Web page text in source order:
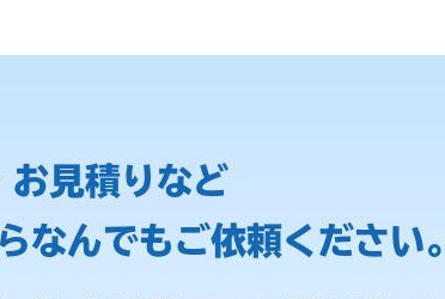
お見積りなど
なんでもご依頼ください。